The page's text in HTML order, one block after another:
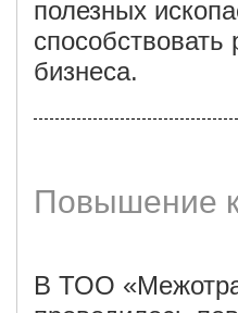
полезных
бизнеса.
Повышение
В ТОО